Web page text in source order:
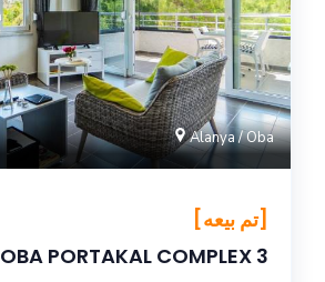
Alanya / Oba
[تم بيعه]
OBA PORTAKAL COMPLEX 3